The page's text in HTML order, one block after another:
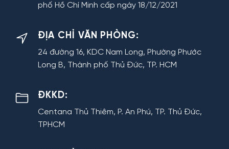
phố Hồ Chí Minh cấp ngày 18/12/2021
ĐỊA CHỈ VĂN PHÒNG:
24 đường 16, KDC Nam Long, Phường Phước
Long B, Thành phố Thủ Đức, TP. HCM
ĐKKD:
Centana Thủ Thiêm, P. An Phú, TP. Thủ Đức,
TPHCM